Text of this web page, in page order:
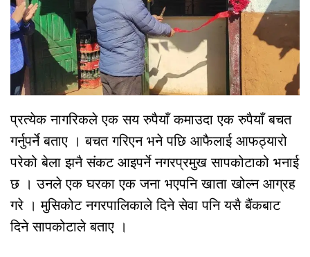
प्रत्येक नागरिकले एक सय रुपैयाँ कमाउदा एक रुपैयाँ बचत
गर्नुपर्ने बताए । बचत गरिएन भने पछि आफैलाई आफठ्यारो
परेको बेला झनै संकट आइपर्ने नगरप्रमुख सापकोटाको भनाई
छ । उनले एक घरका एक जना भएपनि खाता खोल्न आग्रह
गरे । मुसिकोट नगरपालिकाले दिने सेवा पनि यसै बैंकबाट
दिने सापकोटाले बताए ।